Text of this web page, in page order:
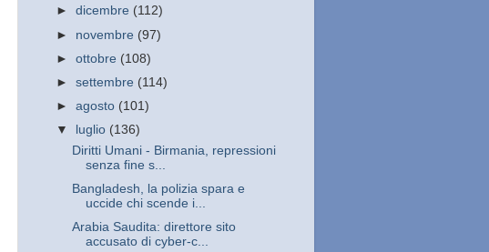
►dicembre (112)
► novembre (97)
►ottobre (108)
►settembre (114)
►agosto (101)
▼
luglio (136)
Diritti Umani - Birmania, repressioni
senza fine s...
Bangladesh, la polizia spara e
uccide chi scende i...
Arabia Saudita: direttore sito
accusato di cyber-c...